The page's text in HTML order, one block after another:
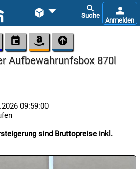
 
  
Aufbewahrunfsbox 870l
09:59:00
sind Bruttopreise inkl.